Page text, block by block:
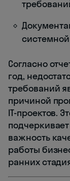
системной
Согласно
год,
требований
причиной
IT-проектов.
важность
работы
ранних